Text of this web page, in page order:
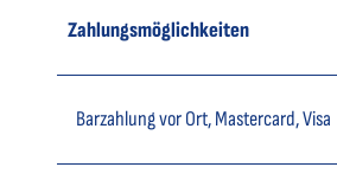
Zahlungsmöglichkeiten
Barzahlung vor Ort, Mastercard, Visa